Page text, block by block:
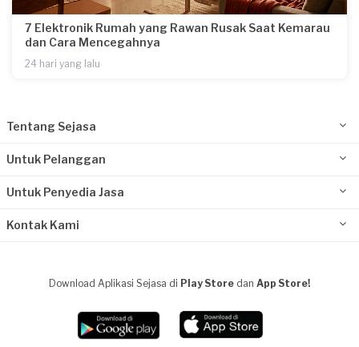
7 Elektronik Rumah yang Rawan Rusak Saat Kemarau
dan Cara Mencegahnya
24 hari yang lalu
Tentang Sejasa
Untuk Pelanggan
Untuk Penyedia Jasa
Kontak Kami
Download Aplikasi Sejasa di Play Store dan App Store!